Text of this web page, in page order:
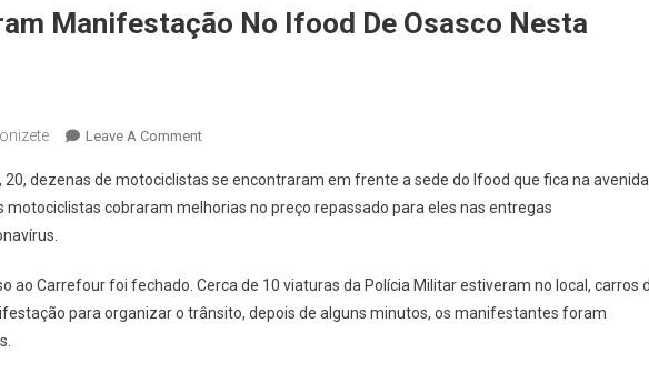
Manifestação No Ifood De Osasco Nesta
Leave A CommentOn
Fizeram
Manifestação
De
Osasco
20, dezenas de motociclistas se encontraram em frente a sede do Ifood que fica na avenida
motociclistas cobraram melhorias no preço repassado para eles nas entregas
ao Carrefour foi fechado. Cerca de 10 viaturas da Polícia Militar estiveram no local, carros
para organizar o trânsito, depois de alguns minutos, os manifestantes foram